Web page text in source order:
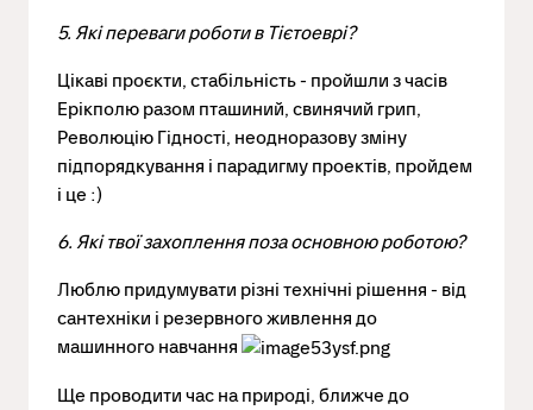
5. Які переваги роботи в Тієтоеврі?
Цікаві проєкти, стабільність - пройшли з часів
Ерікполю разом пташиний, свинячий грип,
Революцію Гідності, неодноразову зміну
підпорядкування і парадигму проектів, пройдем
і це :)
6. Які твої захоплення поза основною роботою?
Люблю придумувати різні технічні рішення - від
сантехніки і резервного живлення до
машинного навчання
Ще проводити час на природі, ближче до